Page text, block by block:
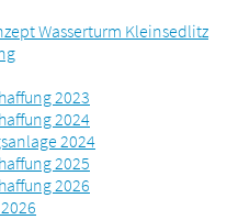
Wasserturm Kleinsedlitz
2023
2024
2024
2025
2026